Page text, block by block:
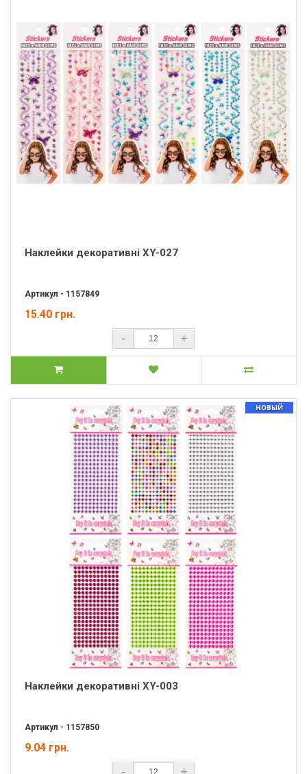
Наклейки декоративні XY-027
Артикул - 1157849
15.40 грн.
- +
НОВЫЙ
Наклейки декоративні XY-003
Артикул - 1157850
9.04 грн.